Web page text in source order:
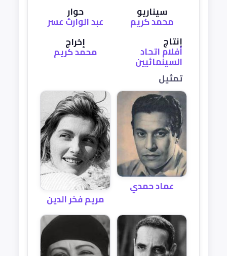
سيناريو
محمد كريم
حوار
عبد الوارث عسر
إنتاج
أفلام اتحاد
السينمائيين
إخراج
محمد كريم
تمثيل
عماد حمدي
مريم فخر الدين